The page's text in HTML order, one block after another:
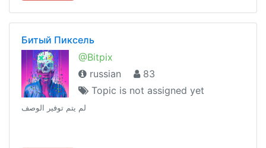
Битый Пиксель
@Bitpix
russian
83
Topic is not assigned yet
لم يتم توفير الوصف